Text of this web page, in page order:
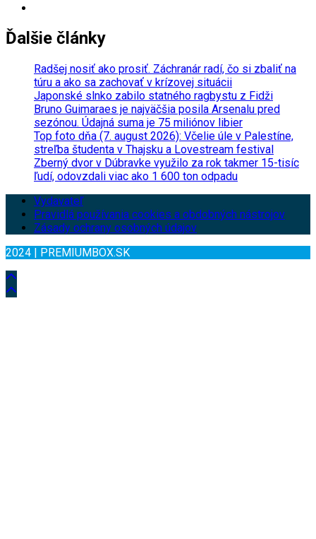
Ďalšie články
Radšej nosiť ako prosiť. Záchranár radí, čo si zbaliť na
túru a ako sa zachovať v krízovej situácii
Japonské slnko zabilo statného ragbystu z Fidži
Bruno Guimaraes je najväčšia posila Arsenalu pred
sezónou. Údajná suma je 75 miliónov libier
Top foto dňa (7. august 2026): Včelie úle v Palestíne,
streľba študenta v Thajsku a Lovestream festival
Zberný dvor v Dúbravke využilo za rok takmer 15-tisíc
ľudí, odovzdali viac ako 1 600 ton odpadu
Vydavateľ
Pravidlá používania cookies a obdobných nástrojov
Zásady ochrany osobných údajov
2024 | PREMIUMBOX.SK